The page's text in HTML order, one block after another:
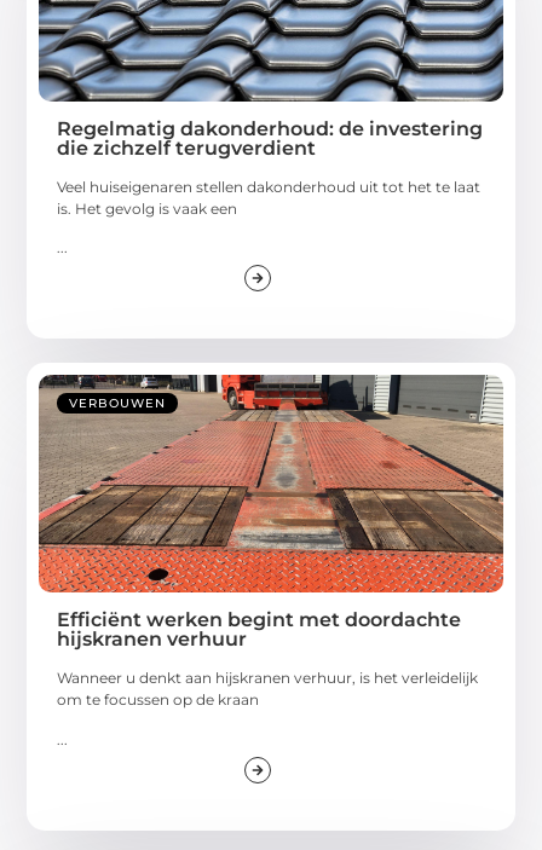
Regelmatig dakonderhoud: de investering
die zichzelf terugverdient
Veel huiseigenaren stellen dakonderhoud uit tot het te laat
is. Het gevolg is vaak een
...
VERBOUWEN
Efficiënt werken begint met doordachte
hijskranen verhuur
Wanneer u denkt aan hijskranen verhuur, is het verleidelijk
om te focussen op de kraan